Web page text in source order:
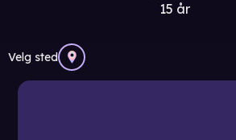
15 år
Velg sted